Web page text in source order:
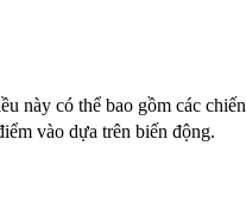
này có thể bao gồm các chiến
vào dựa trên biến động.